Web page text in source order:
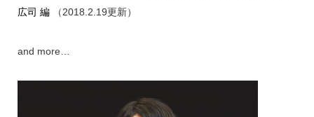
広司 編（2018.2.19更新）
and more…